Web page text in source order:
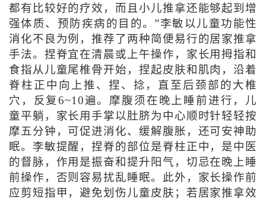
都有比较好的疗效，而且小儿推拿还能够起到增
强体质、预防疾病的目的。”李敏以儿童功能性
消化不良为例，推荐了两种简便易行的居家推拿
手法。捏脊宜在清晨或上午操作，家长用拇指和
食指从儿童尾椎骨开始，捏起皮肤和肌肉，沿着
脊柱正中向上推、捏、捻，直至后颈部的大椎
穴，反复6~10遍。摩腹须在晚上睡前进行，儿
童平躺，家长用手掌以肚脐为中心顺时针轻轻按
摩五分钟，可促进消化、缓解腹胀，还可安神助
眠。李敏提醒，捏脊的部位是脊柱正中，是中医
的督脉，作用是振奋和提升阳气，切忌在晚上睡
前操作，否则容易扰乱睡眠。此外，家长操作前
应剪短指甲，避免划伤儿童皮肤；若居家推拿效